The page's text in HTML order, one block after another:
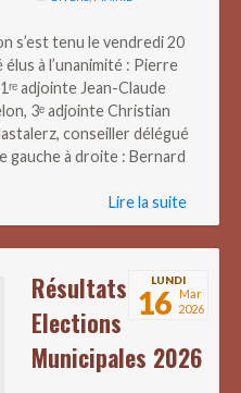
s’est tenu le vendredi 20
à l’unanimité : Pierre
adjointe Jean-Claude
3ᵉ adjointe Christian
conseiller délégué
gauche à droite : Bernard
Lire la suite
LUNDI
16 Mar
2026
Résultats
Elections
Municipales 2026